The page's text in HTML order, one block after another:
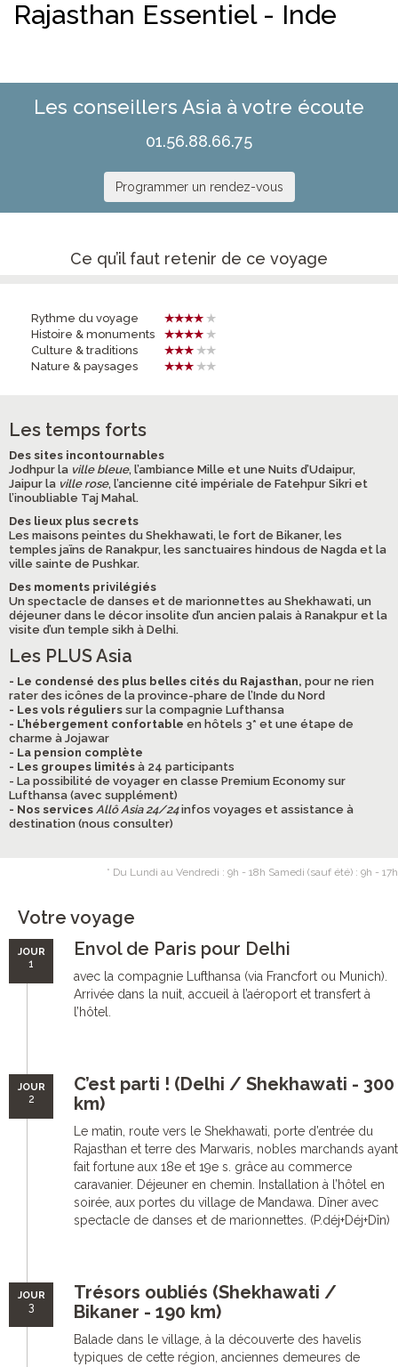
Rajasthan Essentiel - Inde
Les conseillers Asia à votre écoute
01.56.88.66.75
Programmer un rendez-vous
Ce qu’il faut retenir de ce voyage
Rythme du voyage
Histoire & monuments
Culture & traditions
Nature & paysages
Les temps forts
Des sites incontournables
Jodhpur la ville bleue, l’ambiance Mille et une Nuits d’Udaipur,
Jaipur la ville rose, l’ancienne cité impériale de Fatehpur Sikri et
l’inoubliable Taj Mahal.
Des lieux plus secrets
Les maisons peintes du Shekhawati, le fort de Bikaner, les
temples jaïns de Ranakpur, les sanctuaires hindous de Nagda et la
ville sainte de Pushkar.
Des moments privilégiés
Un spectacle de danses et de marionnettes au Shekhawati, un
déjeuner dans le décor insolite d’un ancien palais à Ranakpur et la
visite d’un temple sikh à Delhi.
Les PLUS Asia
- Le condensé des plus belles cités du Rajasthan, pour ne rien
rater des icônes de la province-phare de l’Inde du Nord
- Les vols réguliers sur la compagnie Lufthansa
- L’hébergement confortable en hôtels 3* et une étape de
charme à Jojawar
- La pension complète
- Les groupes limités à 24 participants
- La possibilité de voyager en classe Premium Economy sur
Lufthansa (avec supplément)
- Nos services Allô Asia 24/24infos voyages et assistance à
destination (nous consulter)
* Du Lundi au Vendredi : 9h - 18h Samedi (sauf été) : 9h - 17h
Votre voyage
JOUR
1
Envol de Paris pour Delhi
avec la compagnie Lufthansa (via Francfort ou Munich).
Arrivée dans la nuit, accueil à l’aéroport et transfert à
l’hôtel.
JOUR
2
C’est parti ! (Delhi / Shekhawati - 300
km)
Le matin, route vers le Shekhawati, porte d’entrée du
Rajasthan et terre des Marwaris, nobles marchands ayant
fait fortune aux 18e et 19e s. grâce au commerce
caravanier. Déjeuner en chemin. Installation à l’hôtel en
soirée, aux portes du village de Mandawa. Dîner avec
spectacle de danses et de marionnettes. (P.déj+Déj+Dîn)
JOUR
3
Trésors oubliés (Shekhawati /
Bikaner - 190 km)
Balade dans le village, à la découverte des havelis
typiques de cette région, anciennes demeures de